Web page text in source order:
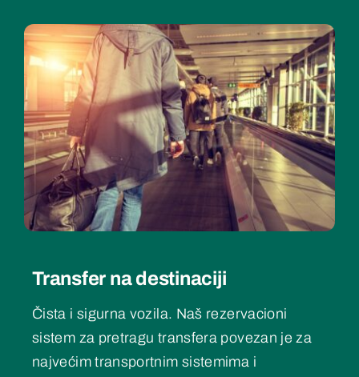
Transfer na destinaciji
Čista i sigurna vozila. Naš rezervacioni
sistem za pretragu transfera povezan je za
najvećim transportnim sistemima i